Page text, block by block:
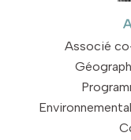
Associé